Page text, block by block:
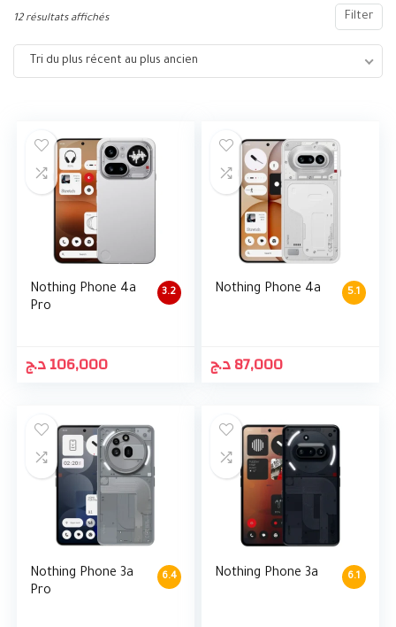
Filter
12 résultats affichés
Tri du plus récent au plus ancien
3.2
Nothing Phone 4a
Pro
106,000د.ج
5.1
Nothing Phone 4a
87,000د.ج
6.4
Nothing Phone 3a
Pro
6.1
Nothing Phone 3a